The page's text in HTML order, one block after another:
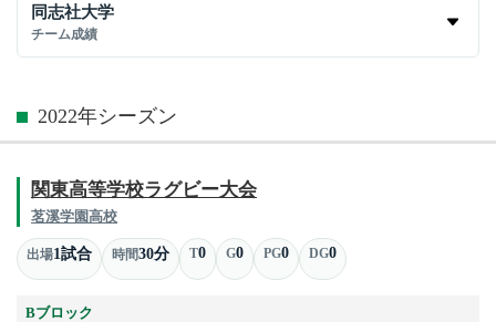
同志社大学
チーム成績
2022年シーズン
関東高等学校ラグビー大会
茗溪学園高校
出場1試合 時間30分 T0 G0 PG0 DG0
Bブロック